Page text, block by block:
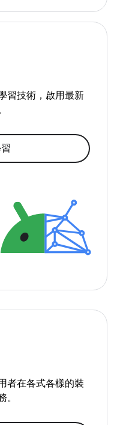
習技術，啟用最新
者在各式各樣的裝